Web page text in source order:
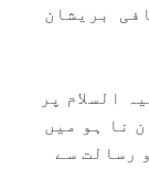
بریشان
السلام پر
نا ہو میں
رسالت سے